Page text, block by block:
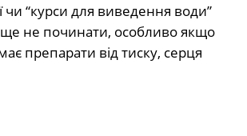
чи “курси для виведення води”
не починати, особливо якщо
препарати від тиску, серця